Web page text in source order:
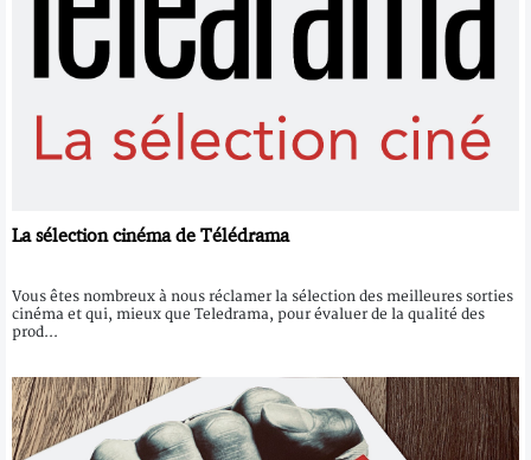
La sélection cinéma de Télédrama
Vous êtes nombreux à nous réclamer la sélection des meilleures sorties
cinéma et qui, mieux que Teledrama, pour évaluer de la qualité des
prod...